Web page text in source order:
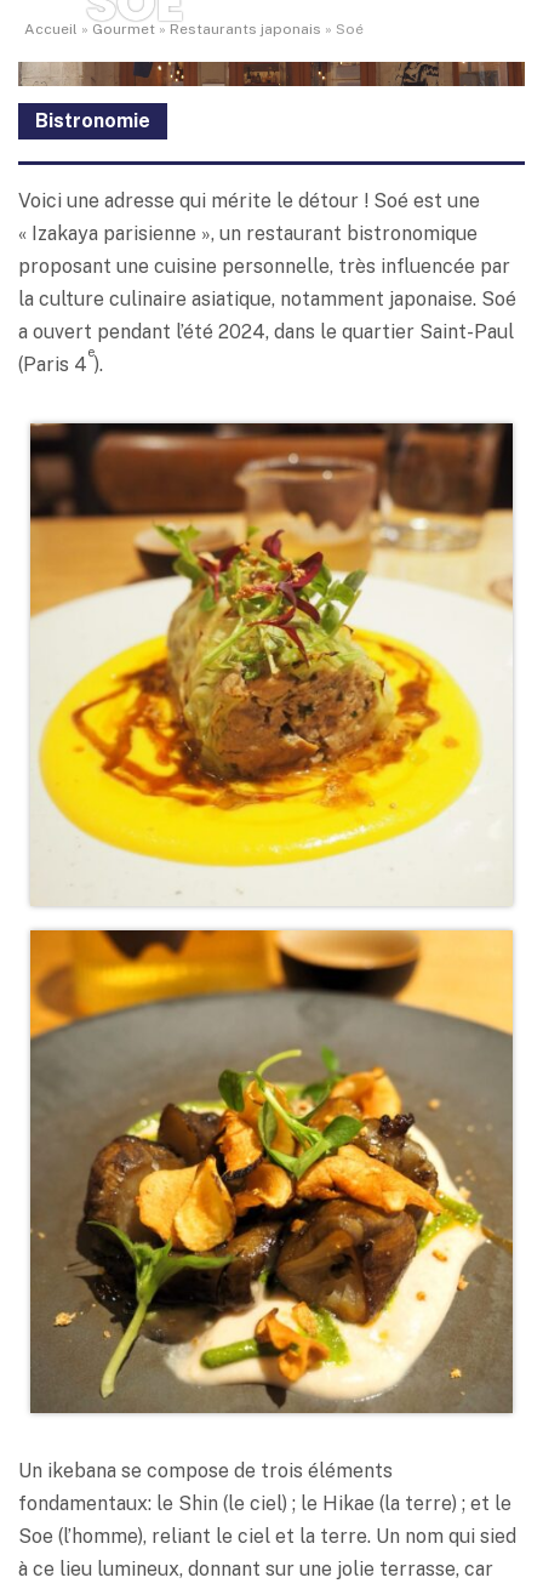
Accueil » Gourmet » Restaurants japonais » Soé
Bistronomie
Voici une adresse qui mérite le détour ! Soé est une
« Izakaya parisienne », un restaurant bistronomique
proposant une cuisine personnelle, très influencée par
la culture culinaire asiatique, notamment japonaise. Soé
a ouvert pendant l’été 2024, dans le quartier Saint-Paul
(Paris 4
e
).
Un ikebana se compose de trois éléments
fondamentaux: le Shin (le ciel) ; le Hikae (la terre) ; et le
Soe (l’homme), reliant le ciel et la terre. Un nom qui sied
à ce lieu lumineux, donnant sur une jolie terrasse, car